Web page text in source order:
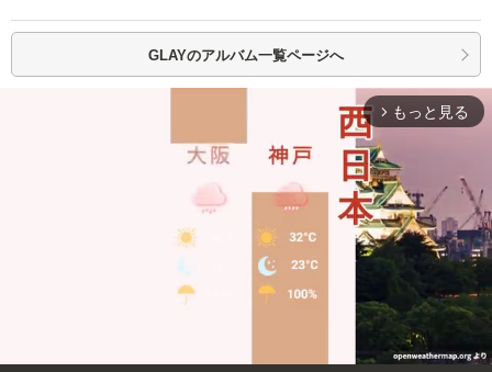
GLAYのアルバム一覧ページへ
arrow_forward_ios もっと見る